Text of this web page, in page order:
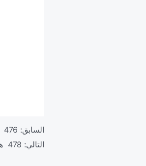
السابق: 476 الله ذاته هو الحق والحياة
التالي: 478 هل تعرف مصدر الحياة الأبديَّة؟